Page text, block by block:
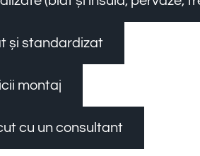
și standardizat
montaj
cu un consultant